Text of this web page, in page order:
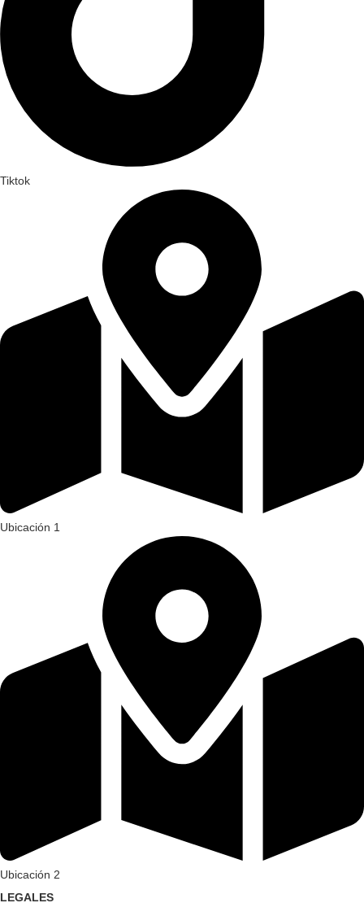
Tiktok
Ubicación 1
Ubicación 2
LEGALES